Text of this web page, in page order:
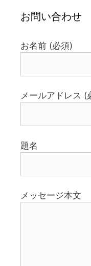
お問い合わせ
お名前 (必須)
メールアドレス (
題名
メッセージ本文